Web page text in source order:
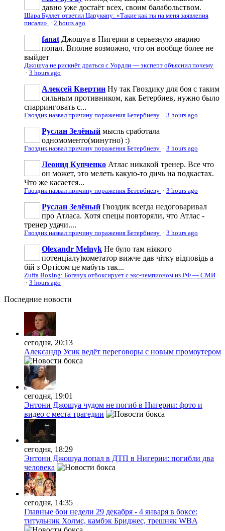
давно уже достаёт всех, своим балабольством.
Шара Буллет ответил Царукяну: «Такие как ты на меня заявления
писали» · 2 hours ago
fanat Джошуа в Нигерии в серьезную аварию
попал. Вполне возможно, что он вообще более не
выйдет
Джошуа не рискнёт драться с Уордли — эксперт объяснил почему
· 3 hours ago
Алексей Квертин Ну так Гвоздику для боя с таким
сильным противником, как Бетербиев, нужно было
спарринговать с...
Гвоздик назвал причину поражения Бетербиеву · 3 hours ago
Руслан Зелёный мысль сработала
одномоменто(минутно) :)
Гвоздик назвал причину поражения Бетербиеву · 3 hours ago
Леонид Купченко Атлас никакой тренер. Все что
он может, это мелеть какую-то дичь на подкастах.
Что же касается...
Гвоздик назвал причину поражения Бетербиеву · 3 hours ago
Руслан Зелёный Гвоздик всегда недоговаривал
про Атласа. Хотя спецы повторяли, что Атлас -
тренер удачи....
Гвоздик назвал причину поражения Бетербиеву · 3 hours ago
Olexandr Melnyk Не було там ніякого
потенціалу)кометатор вижче дав чітку відповідь а
бій з Ортісом це мабуть так...
Zuffa Boxing: Богачук отбоксирует с экс-чемпионом из РФ — СМИ
· 3 hours ago
Последние новости
сегодня, 20:13
Александр Усик ведёт переговоры с новым промоутером
сегодня, 19:01
Энтони Джошуа чудом не погиб в Нигерии: фото и
видео с места трагедии
сегодня, 18:29
Энтони Джошуа попал в ДТП в Нигерии: погибли два
человека
сегодня, 14:35
Главные бои недели 29 декабря - 4 января в боксе:
титульник Холмс, камбэк Бриджес, трешняк WBA